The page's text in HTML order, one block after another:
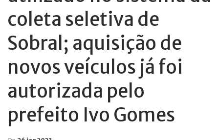
coleta seletiva de
Sobral; aquisição de
novos veículos já foi
autorizada pelo
prefeito Ivo Gomes